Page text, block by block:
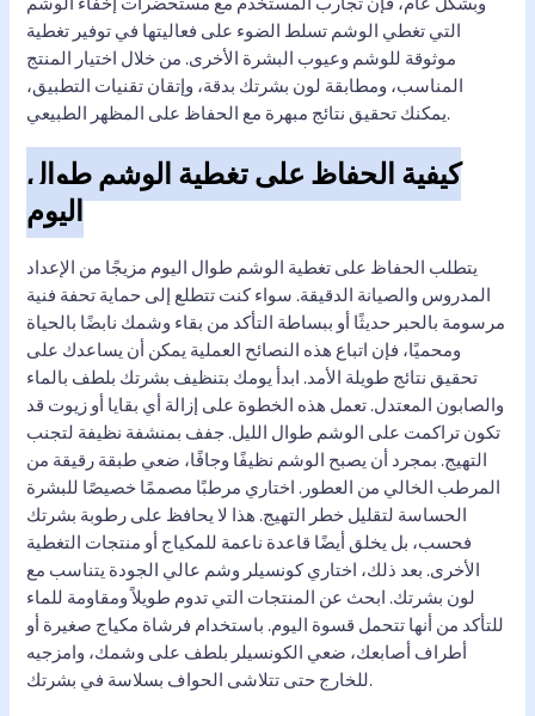
التي تغطي الوشم تسلط الضوء على فعاليتها في توفير تغطية
موثوقة للوشم وعيوب البشرة الأخرى. من خلال اختيار المنتج
المناسب، ومطابقة لون بشرتك بدقة، وإتقان تقنيات التطبيق،
يمكنك تحقيق نتائج مبهرة مع الحفاظ على المظهر الطبيعي.
كيفية الحفاظ على تغطية الوشم طوال
اليوم
يتطلب الحفاظ على تغطية الوشم طوال اليوم مزيجًا من الإعداد
المدروس والصيانة الدقيقة. سواء كنت تتطلع إلى حماية تحفة فنية
مرسومة بالحبر حديثًا أو ببساطة التأكد من بقاء وشمك نابضًا بالحياة
ومحميًا، فإن اتباع هذه النصائح العملية يمكن أن يساعدك على
تحقيق نتائج طويلة الأمد. ابدأ يومك بتنظيف بشرتك بلطف بالماء
والصابون المعتدل. تعمل هذه الخطوة على إزالة أي بقايا أو زيوت قد
تكون تراكمت على الوشم طوال الليل. جفف بمنشفة نظيفة لتجنب
التهيج. بمجرد أن يصبح الوشم نظيفًا وجافًا، ضعي طبقة رقيقة من
المرطب الخالي من العطور. اختاري مرطبًا مصممًا خصيصًا للبشرة
الحساسة لتقليل خطر التهيج. هذا لا يحافظ على رطوبة بشرتك
فحسب، بل يخلق أيضًا قاعدة ناعمة للمكياج أو منتجات التغطية
الأخرى. بعد ذلك، اختاري كونسيلر وشم عالي الجودة يتناسب مع
لون بشرتك. ابحث عن المنتجات التي تدوم طويلاً ومقاومة للماء
للتأكد من أنها تتحمل قسوة اليوم. باستخدام فرشاة مكياج صغيرة أو
أطراف أصابعك، ضعي الكونسيلر بلطف على وشمك، وامزجيه
للخارج حتى تتلاشى الحواف بسلاسة في بشرتك.